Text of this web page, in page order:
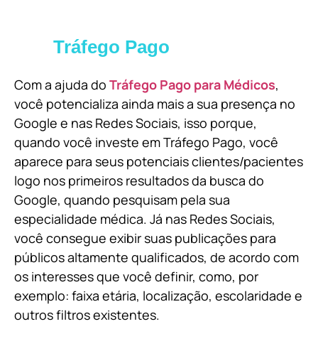
Tráfego Pago
Com a ajuda do Tráfego Pago para Médicos,
você potencializa ainda mais a sua presença no
Google e nas Redes Sociais, isso porque,
quando você investe em Tráfego Pago, você
aparece para seus potenciais clientes/pacientes
logo nos primeiros resultados da busca do
Google, quando pesquisam pela sua
especialidade médica. Já nas Redes Sociais,
você consegue exibir suas publicações para
públicos altamente qualificados, de acordo com
os interesses que você definir, como, por
exemplo: faixa etária, localização, escolaridade e
outros filtros existentes.